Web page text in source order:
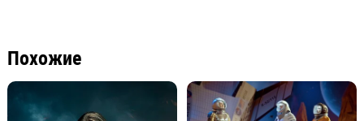
Похожие